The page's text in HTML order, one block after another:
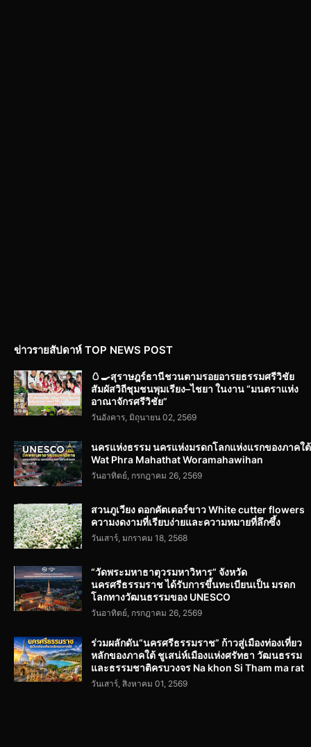
ข่าวรายสัปดาห์ TOP NEWS POST
🥚🍳สุราษฎร์ธานีชวนตามรอยอารยธรรมศรีวิชัย
สัมผัสวิถีชุมชนพุมเรียง–ไชยา ในงาน “มนตราแห่ง
อาณาจักรศรีวิชัย”
วันอังคาร, มิถุนายน 02, 2569
นครแห่งธรรม นครแห่งมรดกโลกแห่งแรกของภาคใต้
Wat Phra Mahathat Woramahawihan
วันอาทิตย์, กรกฎาคม 26, 2569
สวนภูเวียง ดอกคัตเตอร์ขาว White cutter flowers
ความงดงามที่เรียบง่ายและความหมายที่ลึกซึ้ง
วันเสาร์, มกราคม 18, 2568
“วัดพระมหาธาตุวรมหาวิหาร” จังหวัด
นครศรีธรรมราช ได้รับการขึ้นทะเบียนเป็น มรดก
โลกทางวัฒนธรรมของ UNESCO
วันอาทิตย์, กรกฎาคม 26, 2569
ร่วมผลักดัน“นครศรีธรรมราช” ก้าวสู่เมืองท่องเที่ยว
หลักของภาคใต้ ชูเสน่ห์เมืองแห่งศรัทธา วัฒนธรรม
และธรรมชาติครบวงจร Na khon Si Tham ma rat
วันเสาร์, สิงหาคม 01, 2569